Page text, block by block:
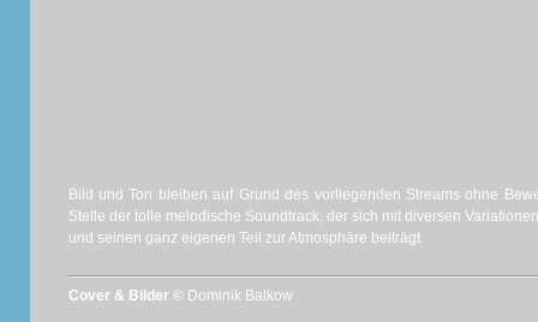
Bild und Ton bleiben auf Grund des vorliegenden Streams ohne
Stelle der tolle melodische Soundtrack, der sich mit diversen
und seinen ganz eigenen Teil zur Atmosphäre beiträgt.
Cover & Bilder © Dominik Balkow